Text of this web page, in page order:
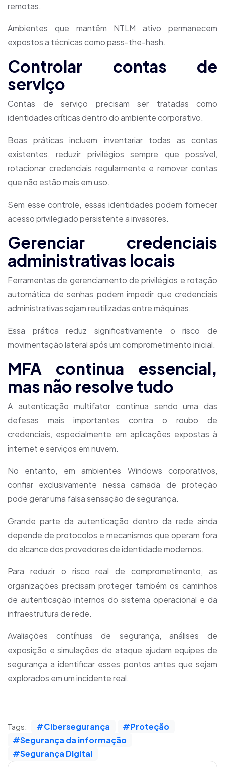
remotas.
Ambientes que mantêm NTLM ativo permanecem
expostos a técnicas como pass-the-hash.
Controlar contas de
serviço
Contas de serviço precisam ser tratadas como
identidades críticas dentro do ambiente corporativo.
Boas práticas incluem inventariar todas as contas
existentes, reduzir privilégios sempre que possível,
rotacionar credenciais regularmente e remover contas
que não estão mais em uso.
Sem esse controle, essas identidades podem fornecer
acesso privilegiado persistente a invasores.
Gerenciar credenciais
administrativas locais
Ferramentas de gerenciamento de privilégios e rotação
automática de senhas podem impedir que credenciais
administrativas sejam reutilizadas entre máquinas.
Essa prática reduz significativamente o risco de
movimentação lateral após um comprometimento inicial.
MFA continua essencial,
mas não resolve tudo
A autenticação multifator continua sendo uma das
defesas mais importantes contra o roubo de
credenciais, especialmente em aplicações expostas à
internet e serviços em nuvem.
No entanto, em ambientes Windows corporativos,
confiar exclusivamente nessa camada de proteção
pode gerar uma falsa sensação de segurança.
Grande parte da autenticação dentro da rede ainda
depende de protocolos e mecanismos que operam fora
do alcance dos provedores de identidade modernos.
Para reduzir o risco real de comprometimento, as
organizações precisam proteger também os caminhos
de autenticação internos do sistema operacional e da
infraestrutura de rede.
Avaliações contínuas de segurança, análises de
exposição e simulações de ataque ajudam equipes de
segurança a identificar esses pontos antes que sejam
explorados em um incidente real.
Tags: #Cibersegurança
#Proteção
#Segurança da informação
#Segurança Digital